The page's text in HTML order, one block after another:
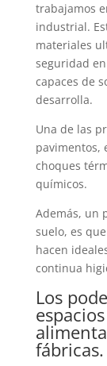
trabajamos
industrial.
materiales
seguridad
capaces de
desarrolla.
Una de las
pavimentos,
choques
químicos.
Además, un
suelo, es
hacen
continua
Los
fábricas.